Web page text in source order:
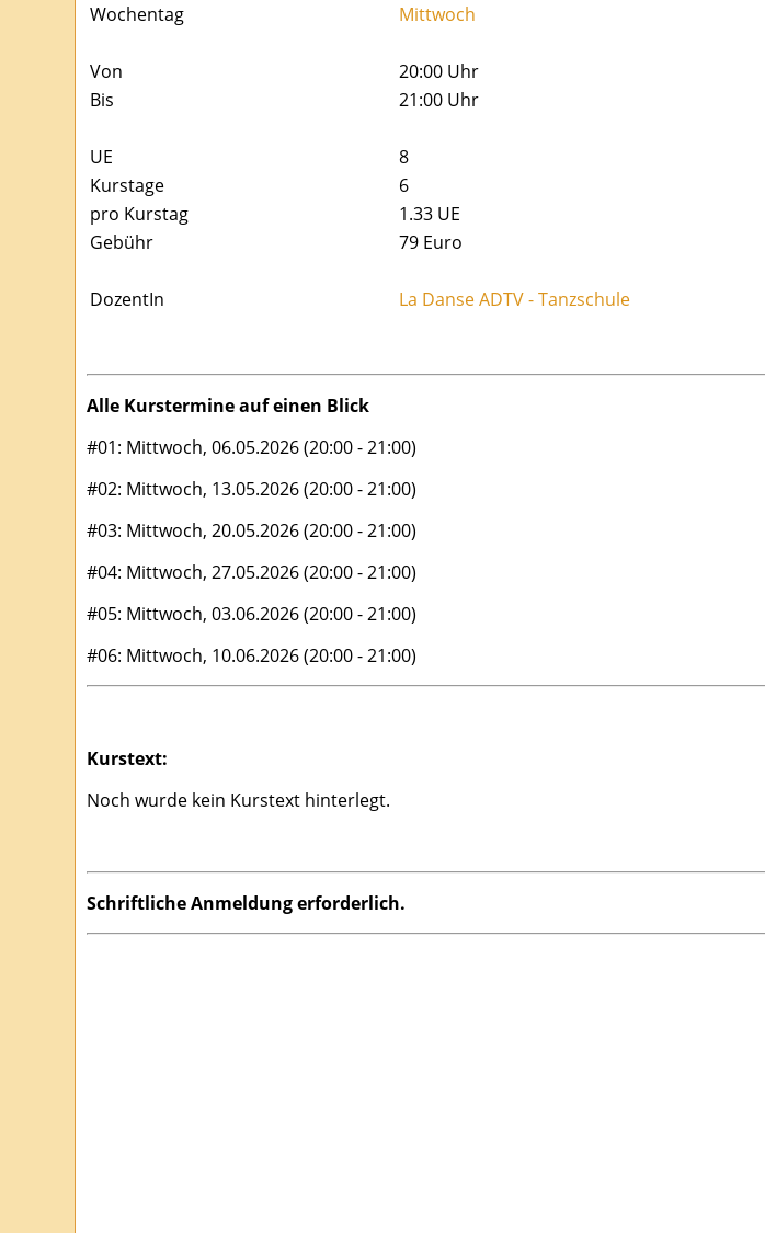
Wochentag
Mittwoch
Von
20:00 Uhr
Bis
21:00 Uhr
UE
8
Kurstage
6
pro Kurstag
1.33 UE
Gebühr
79 Euro
DozentIn La Danse ADTV - Tanzschule
Alle Kurstermine auf einen Blick
#01: Mittwoch, 06.05.2026 (20:00 - 21:00)
#02: Mittwoch, 13.05.2026 (20:00 - 21:00)
#03: Mittwoch, 20.05.2026 (20:00 - 21:00)
#04: Mittwoch, 27.05.2026 (20:00 - 21:00)
#05: Mittwoch, 03.06.2026 (20:00 - 21:00)
#06: Mittwoch, 10.06.2026 (20:00 - 21:00)
Kurstext:
Noch wurde kein Kurstext hinterlegt.
Schriftliche Anmeldung erforderlich.